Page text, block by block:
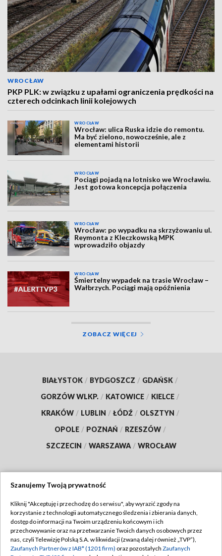
WROCŁAW
PKP PLK: w związku z upałami ograniczenia prędkości na
czterech odcinkach linii kolejowych
WROCŁAW
Wrocław: ulica Ruska idzie do remontu.
Ma być zielono, nowocześnie, ale z
elementami historii
WROCŁAW
Pociągi pojadą na lotnisko we Wrocławiu.
Jest gotowa koncepcja połączenia
WROCŁAW
Wrocław: po wypadku na skrzyżowaniu ul.
Reymonta z Kleczkowską MPK
wprowadziło objazdy
WROCŁAW
Śmiertelny wypadek na trasie Wrocław –
Wałbrzych. Pociągi mają opóźnienia
ZOBACZ WIĘCEJ
BIAŁYSTOK / BYDGOSZCZ / GDAŃSK /
GORZÓW WLKP. / KATOWICE / KIELCE /
KRAKÓW / LUBLIN / ŁÓDŹ / OLSZTYN /
OPOLE / POZNAŃ / RZESZÓW /
SZCZECIN / WARSZAWA / WROCŁAW
TVP
Abonament TVP
Emisja w TVP
Regulamin TVP
Polityka prywatności
Szanujemy Twoją prywatność
Kliknij "Akceptuję i przechodzę do serwisu", aby wyrazić zgody na
korzystanie z technologii automatycznego śledzenia i zbierania danych,
dostęp do informacji na Twoim urządzeniu końcowym i ich
przechowywanie oraz na przetwarzanie Twoich danych osobowych przez
nas, czyli Telewizję Polską S.A. w likwidacji (zwaną dalej również „TVP”),
Zaufanych Partnerów z IAB* (1201 firm) oraz pozostałych Zaufanych